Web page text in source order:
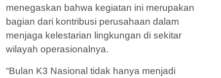
menegaskan bahwa kegiatan ini merupakan
bagian dari kontribusi perusahaan dalam
menjaga kelestarian lingkungan di sekitar
wilayah operasionalnya.
“Bulan K3 Nasional tidak hanya menjadi